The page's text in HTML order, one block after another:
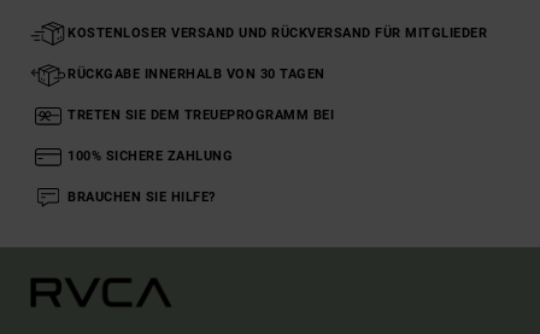
KOSTENLOSER VERSAND UND RÜCKVERSAND FÜR MITGLIEDER
RÜCKGABE INNERHALB VON 30 TAGEN
TRETEN SIE DEM TREUEPROGRAMM BEI
100% SICHERE ZAHLUNG
BRAUCHEN SIE HILFE?